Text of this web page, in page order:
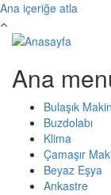
Ana içeriğe atla
Ana
Bulaşık
Buzdolabı
Klima
Çamaşır
Beyaz Eşya
Ankastre